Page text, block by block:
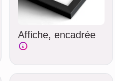
Affiche, encadrée